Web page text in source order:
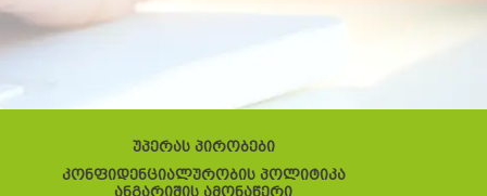
უპერას პირობები
კონფიდენციალურობის პოლიტიკა
ანგარიშის ამონაწერი